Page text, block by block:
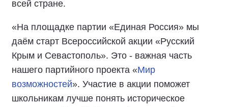
всей стране.
«На площадке партии «Единая Россия» мы
даём старт Всероссийской акции «Русский
Крым и Севастополь». Это - важная часть
нашего партийного проекта «Мир
возможностей». Участие в акции поможет
школьникам лучше понять историческое